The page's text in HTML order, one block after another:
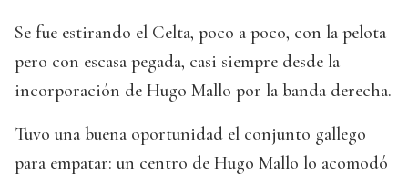
Se fue estirando el Celta, poco a poco, con la pelota
pero con escasa pegada, casi siempre desde la
incorporación de Hugo Mallo por la banda derecha.
Tuvo una buena oportunidad el conjunto gallego
para empatar: un centro de Hugo Mallo lo acomodó